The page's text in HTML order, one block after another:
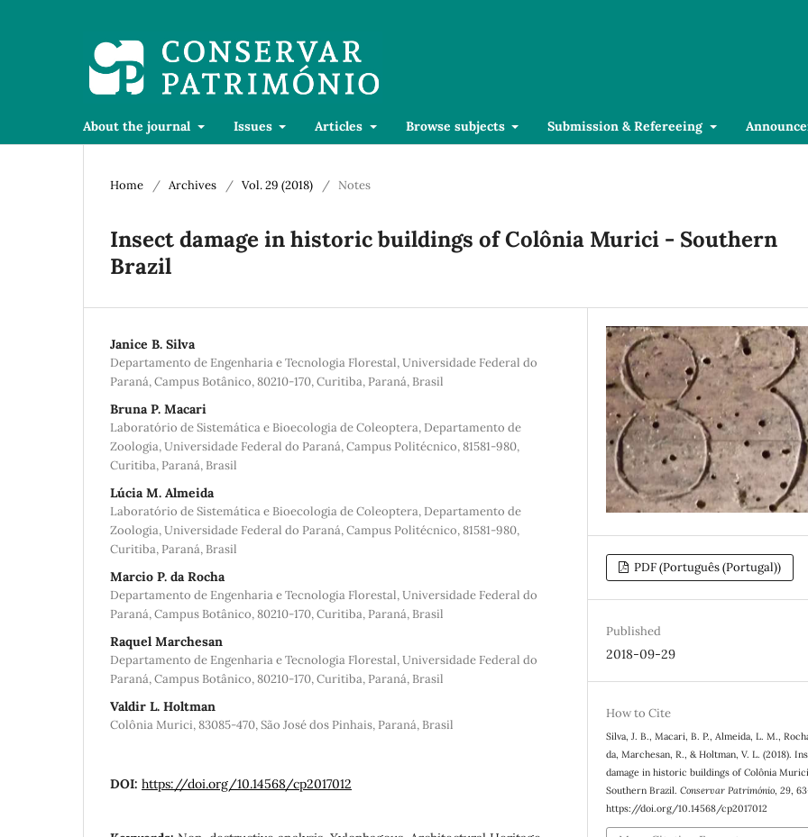
About the journal Issues Articles Browse subjects Submission & Refereeing
Home / Archives / Vol. 29 (2018) / Notes
Insect damage in historic buildings of Colônia Murici - Southern
Brazil
Janice B. Silva
Departamento de Engenharia e Tecnologia Florestal, Universidade Federal do
Paraná, Campus Botânico, 80210-170, Curitiba, Paraná, Brasil
Bruna P. Macari
Laboratório de Sistemática e Bioecologia de Coleoptera, Departamento de
Zoologia, Universidade Federal do Paraná, Campus Politécnico, 81581-980,
Curitiba, Paraná, Brasil
Lúcia M. Almeida
Laboratório de Sistemática e Bioecologia de Coleoptera, Departamento de
Zoologia, Universidade Federal do Paraná, Campus Politécnico, 81581-980,
Curitiba, Paraná, Brasil
Marcio P. da Rocha
Departamento de Engenharia e Tecnologia Florestal, Universidade Federal do
Paraná, Campus Botânico, 80210-170, Curitiba, Paraná, Brasil
Raquel Marchesan
Departamento de Engenharia e Tecnologia Florestal, Universidade Federal do
Paraná, Campus Botânico, 80210-170, Curitiba, Paraná, Brasil
Valdir L. Holtman
Colônia Murici, 83085-470, São José dos Pinhais, Paraná, Brasil
DOI: https://doi.org/10.14568/cp2017012
PDF (Português (Portugal))
Published
2018-09-29
How to Cite
Silva, J. B., Macari, B. P., Almeida, L. M.,
da, Marchesan, R., & Holtman, V. L. (2018).
damage in historic buildings of Colônia
Southern Brazil.Conservar Património,29,
https://doi.org/10.14568/cp2017012